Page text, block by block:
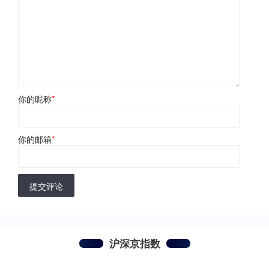
你的昵称*
你的邮箱*
提交评论
沪深京指数